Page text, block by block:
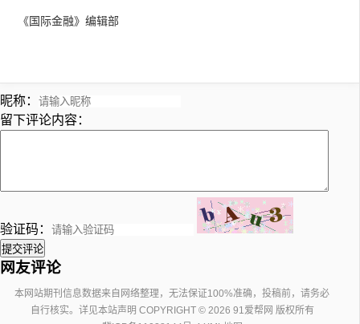
《国际金融》编辑部
昵称：
留下评论内容：
验证码：
提交评论
网友评论
本网站期刊信息数据来自网络整理，无法保证100%准确，投稿前，请务必
自行核实。 详见本站声明 COPYRIGHT © 2026 91爱帮网 版权所有